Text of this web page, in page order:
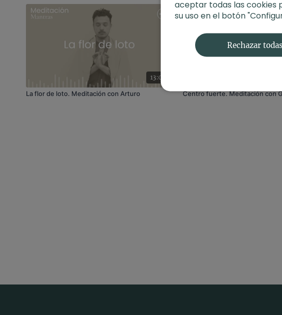
13:01
La flor de loto. Meditación con Arturo Centro fuerte. Meditación con
aceptar todas las cookies
su uso en el botón
Rechazar todas